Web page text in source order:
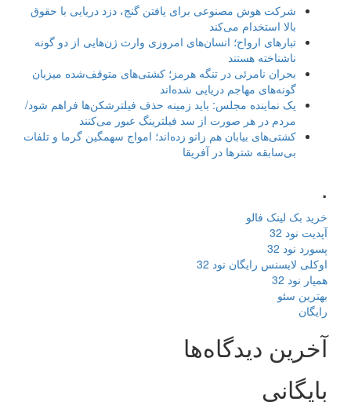
شرکت هوش مصنوعی برای یافتن گنج، دزد دریایی با حقوق
بالا استخدام می‌کند
تبارهای ارواح؛ انسان‌های امروزی وارث ژن‌هایی از دو گونه
ناشناخته هستند
بحران نامرئی در تنگه هرمز؛ کشتی‌های متوقف‌شده میزبان
گونه‌های مهاجم دریایی شده‌اند
یک نماینده مجلس: باید زمینه حذف فیلترشکن‌ها فراهم شود/
مردم در هر صورت از سد فیلترینگ عبور می‌کنند
کشتی‌های بیابان هم زانو زده‌اند؛ امواج سهمگین گرما و تلفات
بی‌سابقه شترها در آفریقا
.
خرید بک لینک فالو
آپدیت نود 32
پسورد نود 32
اوکلی لایسنس رایگان نود 32
همیار نود 32
بهترین سئو
رایگان
آخرین دیدگاه‌ها
بایگانی